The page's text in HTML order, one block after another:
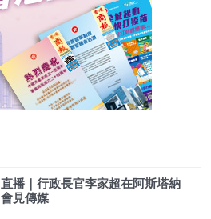
直播｜行政長官李家超在阿斯塔納
會見傳媒